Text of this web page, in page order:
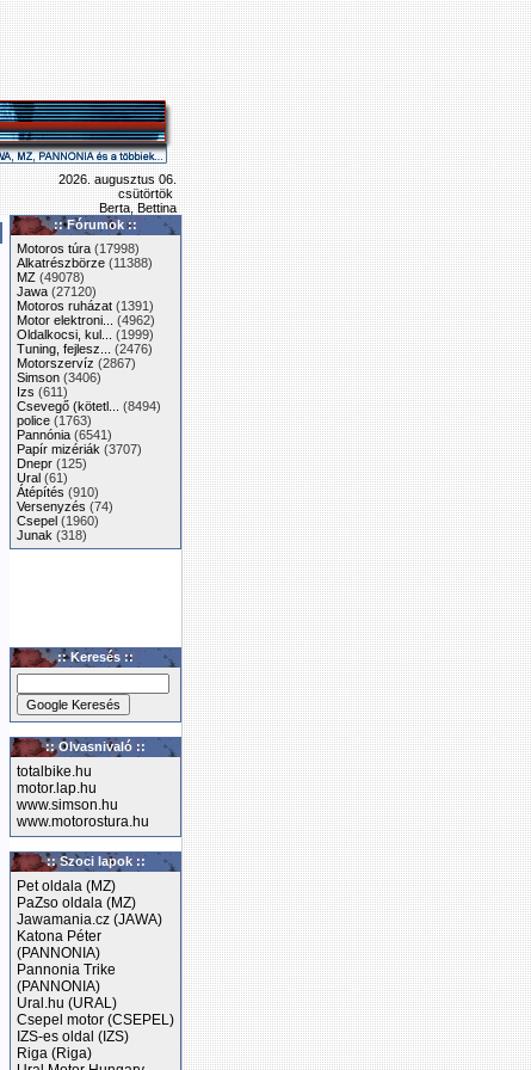
2026. augusztus 06.
csütörtök
Berta, Bettina
:: Fórumok ::
Motoros túra (17998)
Alkatrészbörze (11388)
MZ (49078)
Jawa (27120)
Motoros ruházat (1391)
Motor elektroni...
(4962)
Oldalkocsi, kul...
(1999)
Tuning, fejlesz...
(2476)
Motorszervíz (2867)
Simson (3406)
Izs (611)
Csevegő (kötetl...
(8494)
police (1763)
Pannónia (6541)
Papír mizériák (3707)
Dnepr (125)
Ural (61)
Átépítés (910)
Versenyzés (74)
Csepel (1960)
Junak (318)
:: Keresés ::
:: Olvasnivaló ::
totalbike.hu
motor.lap.hu
www.simson.hu
www.motorostura.hu
:: Szoci lapok ::
Pet oldala (MZ)
PaZso oldala (MZ)
Jawamania.cz (JAWA)
Katona Péter
(PANNONIA)
Pannonia Trike
(PANNONIA)
Ural.hu (URAL)
Csepel motor (CSEPEL)
IZS-es oldal (IZS)
Riga (Riga)